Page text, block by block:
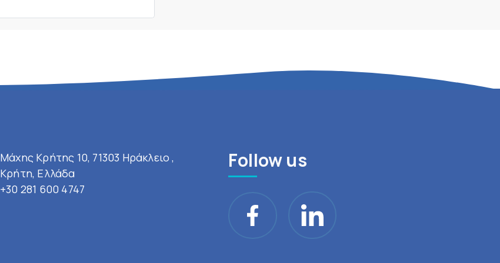
Μάχης Κρήτης 10, 71303 Ηράκλειο ,
Κρήτη, Ελλάδα
+30 281 600 4747
Follow us